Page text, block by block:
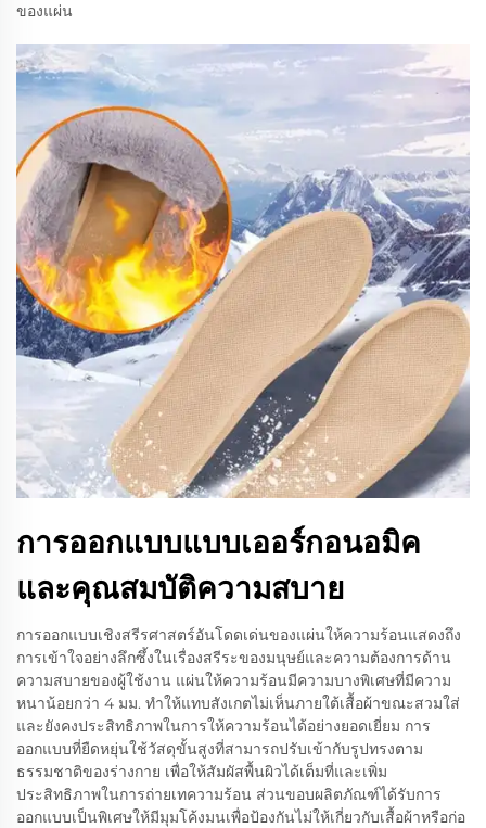
ของแผ่น
การออกแบบแบบเออร์กอนอมิค
และคุณสมบัติความสบาย
การออกแบบเชิงสรีรศาสตร์อันโดดเด่นของแผ่นให้ความร้อนแสดงถึง
การเข้าใจอย่างลึกซึ้งในเรื่องสรีระของมนุษย์และความต้องการด้าน
ความสบายของผู้ใช้งาน แผ่นให้ความร้อนมีความบางพิเศษที่มีความ
หนาน้อยกว่า 4 มม. ทำให้แทบสังเกตไม่เห็นภายใต้เสื้อผ้าขณะสวมใส่
และยังคงประสิทธิภาพในการให้ความร้อนได้อย่างยอดเยี่ยม การ
ออกแบบที่ยืดหยุ่นใช้วัสดุขั้นสูงที่สามารถปรับเข้ากับรูปทรงตาม
ธรรมชาติของร่างกาย เพื่อให้สัมผัสพื้นผิวได้เต็มที่และเพิ่ม
ประสิทธิภาพในการถ่ายเทความร้อน ส่วนขอบผลิตภัณฑ์ได้รับการ
ออกแบบเป็นพิเศษให้มีมุมโค้งมนเพื่อป้องกันไม่ให้เกี่ยวกับเสื้อผ้าหรือก่อ